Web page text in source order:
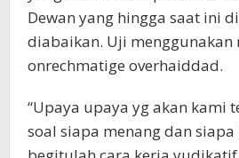
Dewan yang hingga saat ini
diabaikan. Uji menggunakan
onrechmatige overhaiddad.
“Upaya upaya yg akan kami
soal siapa menang dan